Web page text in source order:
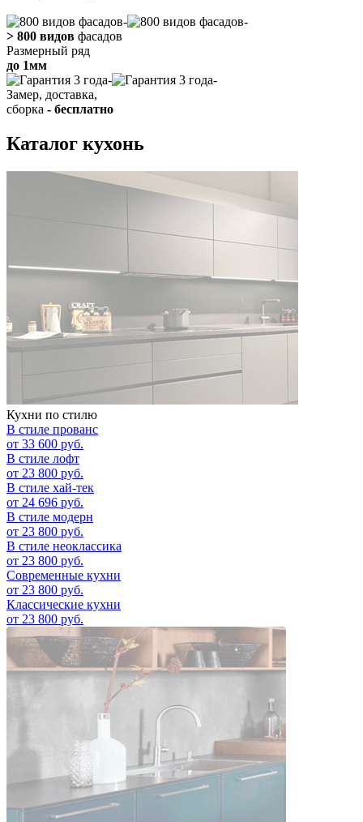
> 800 видов фасадов
Размерный ряд
до 1мм
Замер, доставка,
сборка - бесплатно
Каталог кухонь
Кухни по стилю
В стиле прованс
от 33 600 руб.
В стиле лофт
от 23 800 руб.
В стиле хай-тек
от 24 696 руб.
В стиле модерн
от 23 800 руб.
В стиле неоклассика
от 23 800 руб.
Современные кухни
от 23 800 руб.
Классические кухни
от 23 800 руб.